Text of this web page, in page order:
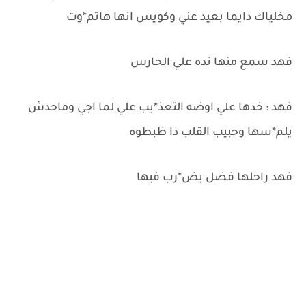
مخلياك دايما بعيد عني وكويس انها هاتم*وت
فهد سمع منها نده علي الحارس
فهد : خدها علي اوضه التعذ*يب علي لما اجي وماحدش
يلم*سها وحبيب القلب دا ظبطوه
فهد راحلها فضل يض*رب فيها